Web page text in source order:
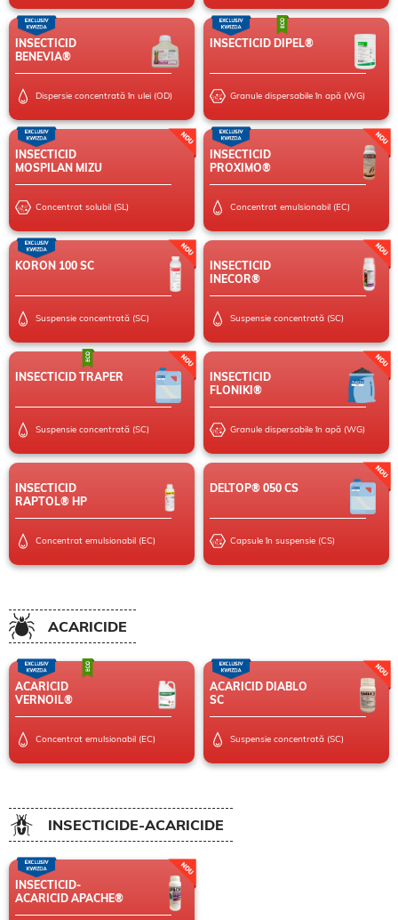
INSECTICID
BENEVIA®
Dispersie concentrată în ulei (OD)
INSECTICID DIPEL®
Granule dispersabile în apă (WG)
INSECTICID
MOSPILAN MIZU
Concentrat solubil (SL)
INSECTICID
PROXIMO®
Concentrat emulsionabil (EC)
KORON 100 SC
Suspensie concentrată (SC)
INSECTICID
INECOR®
Suspensie concentrată (SC)
INSECTICID TRAPER
Suspensie concentrată (SC)
INSECTICID
FLONIKI®
Granule dispersabile în apă (WG)
INSECTICID
RAPTOL® HP
Concentrat emulsionabil (EC)
DELTOP® 050 CS
Capsule în suspensie (CS)
ACARICIDE
ACARICID
VERNOIL®
Concentrat emulsionabil (EC)
ACARICID DIABLO
SC
Suspensie concentrată (SC)
INSECTICIDE-ACARICIDE
INSECTICID-
ACARICID APACHE®